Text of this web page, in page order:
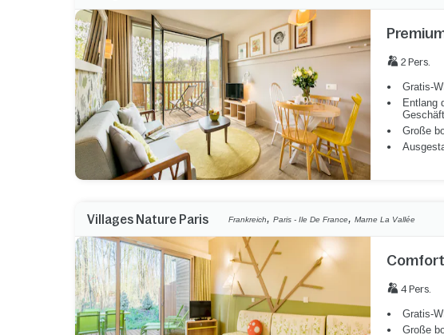
2 Pers.
Gratis-
Entlang
Große
Villages Nature Paris Frankreich,Paris - Ile De France,Marne La Vallée
4 Pers.
Gratis-
Große